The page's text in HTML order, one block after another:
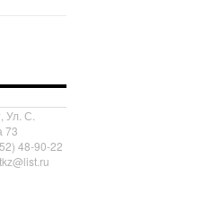
Ул. С.
73
48-90-22